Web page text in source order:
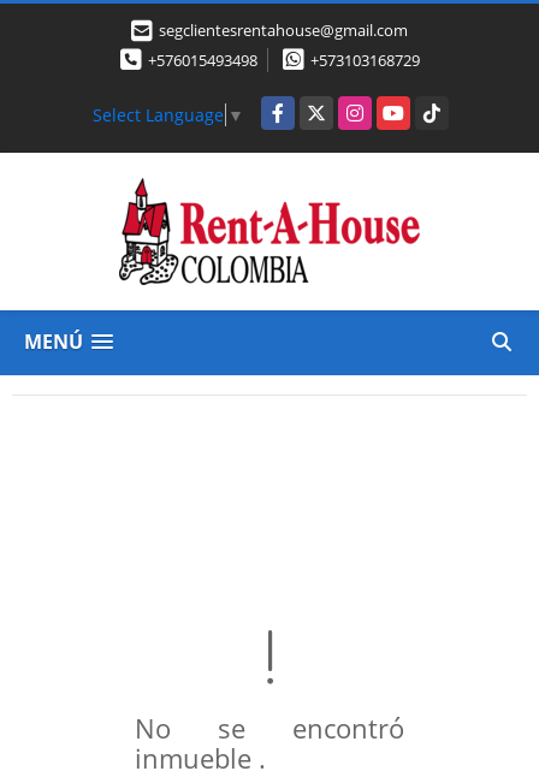
segclientesrentahouse@gmail.com
+576015493498
+573103168729
Select Language ▼ Facebook
X InstagramYouTubeTikTok
MENÚ
No se encontró
inmueble .